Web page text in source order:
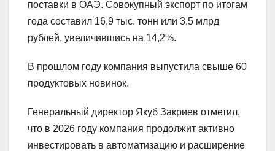
поставки в ОАЭ. Совокупный экспорт по итогам
года составил 16,9 тыс. тонн или 3,5 млрд
рублей, увеличившись на 14,2%.
В прошлом году компания выпустила свыше 60
продуктовых новинок.
Генеральный директор Якуб Закриев отметил,
что в 2026 году компания продолжит активно
инвестировать в автоматизацию и расширение